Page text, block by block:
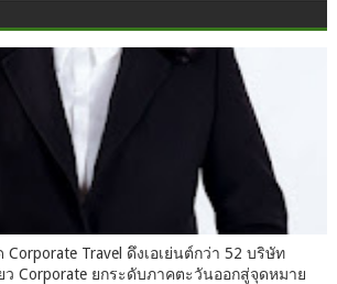
Travel ดึงเอเย่นต์กว่า 52 บริษัท
ว Corporate ยกระดับภาคตะวันออกสู่จุดหมาย